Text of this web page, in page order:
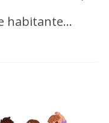
habitante…